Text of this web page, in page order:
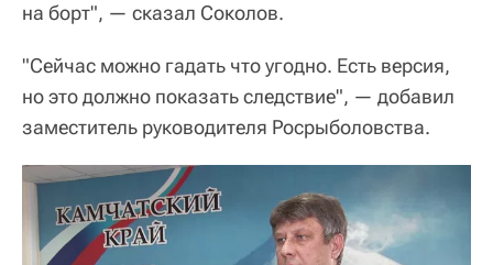
на борт", — сказал Соколов.
"Сейчас можно гадать что угодно. Есть версия,
но это должно показать следствие", — добавил
заместитель руководителя Росрыболовства.